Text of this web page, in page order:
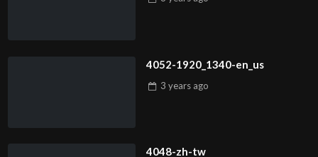
4052-1920_1340-en_us
3 years ago
4048-zh-tw